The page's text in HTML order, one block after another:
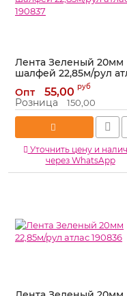
Лента Зеленый 20мм
шалфей 22,85м/рул
Артикул: 190837
Опт 55,00 руб
Розница 150,00
Уточнить цену и
через WhatsApp